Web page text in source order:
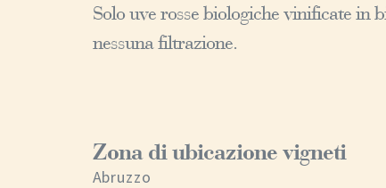
Solo uve rosse biologiche vinificate in
nessuna filtrazione.
Zona di ubicazione vigneti
Abruzzo